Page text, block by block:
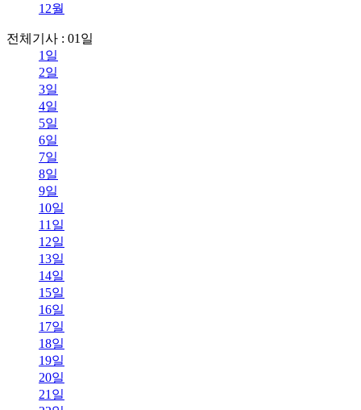
12월
전체기사 : 01일
1일
2일
3일
4일
5일
6일
7일
8일
9일
10일
11일
12일
13일
14일
15일
16일
17일
18일
19일
20일
21일